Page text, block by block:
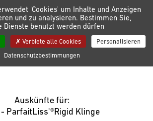
Meine Listen
Auskünfte für:
ParfaitLiss'®Rigid Klinge
'Cookies' um Inhalte und Anzeigen
und zu analysieren. Bestimmen Sie,
Dienste benutzt werden dürfen
Verbiete alle Cookies
Personalisieren
Datenschutzbestimmungen